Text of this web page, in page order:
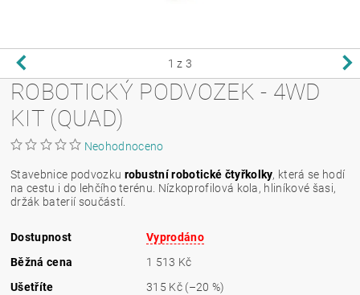
1 z 3
ROBOTICKÝ PODVOZEK - 4WD
KIT (QUAD)
Neohodnoceno
Stavebnice podvozku robustní robotické čtyřkolky, která se hodí
na cestu i do lehčího terénu. Nízkoprofilová kola, hliníkové šasi,
držák baterií součástí.
Dostupnost
Vyprodáno
Běžná cena
1 513 Kč
Ušetříte
315 Kč (–20 %)